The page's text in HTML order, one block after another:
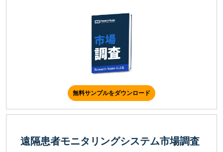
無料サンプルをダウンロード
遠隔患者モニタリングシステム市場調査